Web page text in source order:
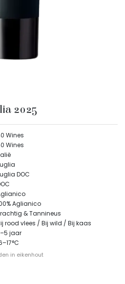
2025
Wines
Wines
DOC
Aglianico
& Tannineus
rood vlees / Bij wild / Bij kaas
jaar
in eikenhout